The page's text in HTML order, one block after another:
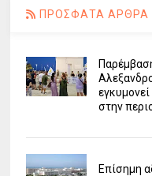
ΠΡΟΣΦΑΤΑ ΑΡΘΡΑ
στην
Επίσημη